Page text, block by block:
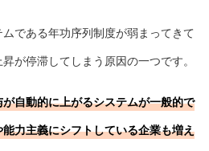
である年功序列制度が弱まってきて
が停滞してしまう原因の一つです。
自動的に上がるシステムが一般的で
力主義にシフトしている企業も増え